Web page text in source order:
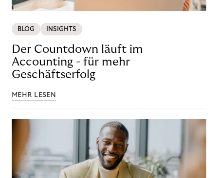
BLOG INSIGHTS
Der Countdown läuft im
Accounting - für mehr
Geschäftserfolg
MEHR LESEN